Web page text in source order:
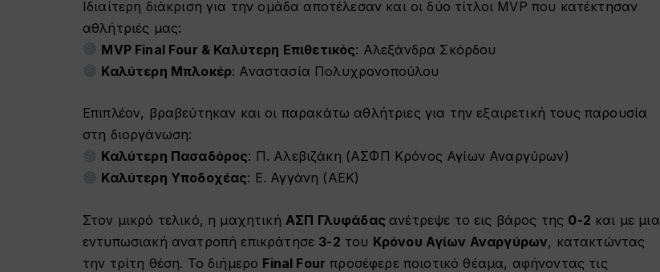
Ιδιαίτερη διάκριση για την ομάδα αποτέλεσαν και οι δύο τίτλοι MVP που κατέκτησαν
αθλήτριές μας:
MVP Final Four & Καλύτερη Επιθετικός: Αλεξάνδρα Σκόρδου
Καλύτερη Μπλοκέρ: Αναστασία Πολυχρονοπούλου
Επιπλέον, βραβεύτηκαν και οι παρακάτω αθλήτριες για την εξαιρετική τους παρουσία
στη διοργάνωση:
Καλύτερη Πασαδόρος: Π. Αλεβιζάκη (ΑΣΦΠ Κρόνος Αγίων Αναργύρων)
Καλύτερη Υποδοχέας: Ε. Αγγάνη (ΑΕΚ)
Στον μικρό τελικό, η μαχητική ΑΣΠ Γλυφάδας ανέτρεψε το εις βάρος της 0-2 και με μια
εντυπωσιακή ανατροπή επικράτησε 3-2 του Κρόνου Αγίων Αναργύρων, κατακτώντας
την τρίτη θέση. Το διήμερο Final Four προσέφερε ποιοτικό θέαμα, αφήνοντας τις